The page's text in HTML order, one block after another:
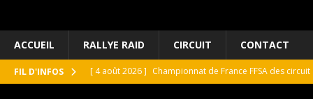
ACCUEIL RALLYE RAID CIRCUIT CONTACT
FIL D'INFOS [ 4 août 2026 ] Championnat de France FFSA des